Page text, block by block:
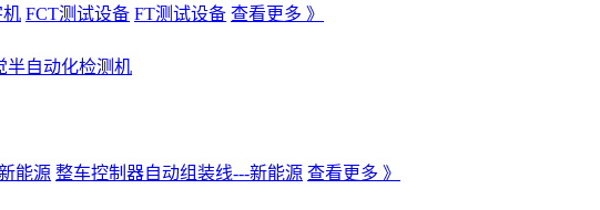
机 FCT测试设备 FT测试设备 查看更多 》
半自动化检测机
能源 整车控制器自动组装线---新能源 查看更多 》